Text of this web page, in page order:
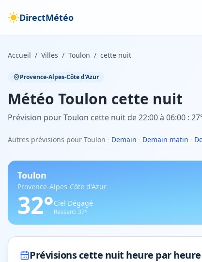
DirectMétéo
Accueil / Villes / Toulon / cette nuit
Provence-Alpes-Côte d'Azur
Météo Toulon cette nuit
Prévision pour Toulon cette nuit de 22:00 à 06:00 :
Autres prévisions pour Toulon · Demain · Demain matin ·
Toulon
Provence-Alpes-Côte d'Azur
32°Ciel Dégagé
Ressenti 37°
Prévisions cette nuit heure par heure